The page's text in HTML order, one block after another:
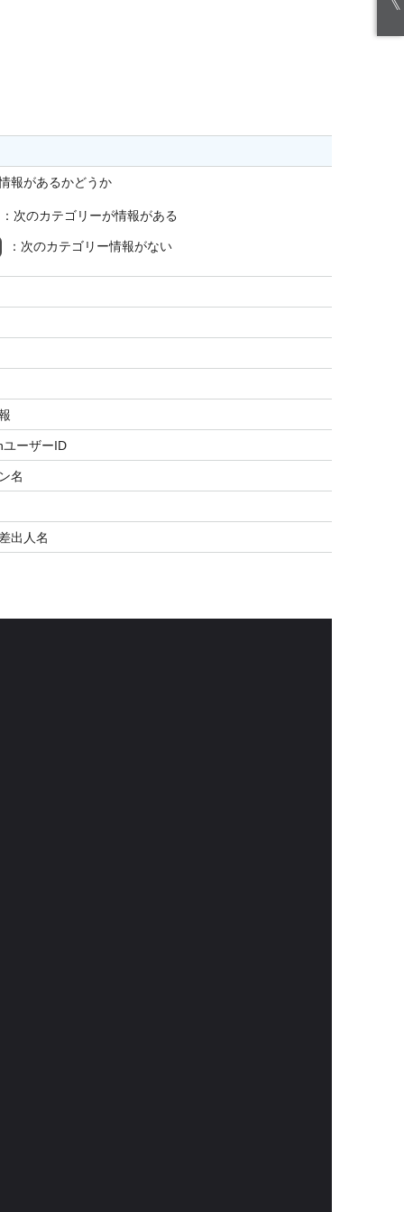
報があるかどうか
：次のカテゴリーが情報がある
：次のカテゴリー情報がない
ーザーID
名
出人名